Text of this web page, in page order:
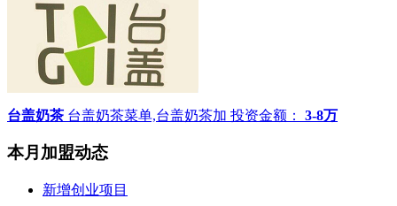
台盖奶茶 台盖奶茶菜单,台盖奶茶加 投资金额： 3-8万
本月加盟动态
新增创业项目